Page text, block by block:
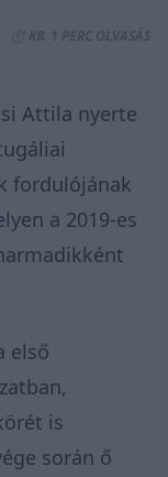
⏱️ KB. 1 PERC OLVASÁS
Attila nyerte
fordulójának
a 2019-es
első
is
során ő